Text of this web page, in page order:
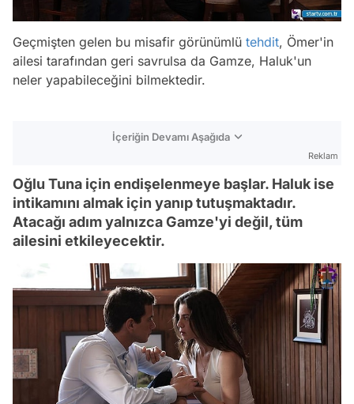
Geçmişten gelen bu misafir görünümlü tehdit, Ömer'in
ailesi tarafından geri savrulsa da Gamze, Haluk'un
neler yapabileceğini bilmektedir.
İçeriğin Devamı Aşağıda
Reklam
Oğlu Tuna için endişelenmeye başlar. Haluk ise
intikamını almak için yanıp tutuşmaktadır.
Atacağı adım yalnızca Gamze'yi değil, tüm
ailesini etkileyecektir.